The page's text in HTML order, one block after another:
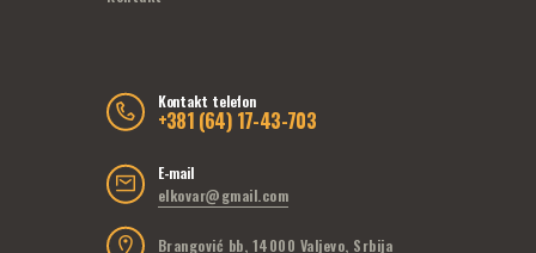
Kontakt telefon
+381 (64) 17-43-703
E-mail
elkovar@gmail.com
Brangović bb, 14000 Valjevo, Srbija